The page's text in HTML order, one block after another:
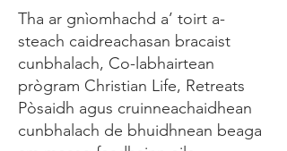
Tha ar gnìomhachd a’ toirt a-
steach caidreachasan bracaist
cunbhalach, Co-labhairtean
prògram Christian Life, Retreats
Pòsaidh agus cruinneachaidhean
cunbhalach de bhuidhnean beaga